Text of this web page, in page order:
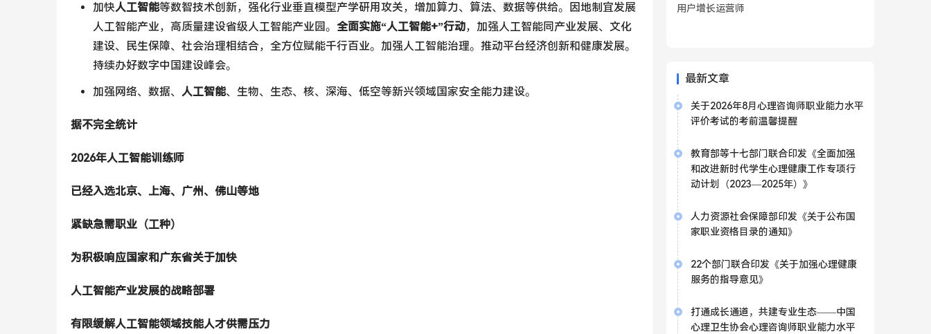
加快人工智能等数智技术创新，强化行业垂直模型产学研用攻关，增加算力、算法、数据等供给。因地制宜发展
人工智能产业，高质量建设省级人工智能产业园。 全面实施“人工智能+”行动，加强人工智能同产业发展、文化
建设、民生保障、社会治理相结合，全方位赋能千行百业。加强人工智能治理。推动平台经济创新和健康发展。
持续办好数字中国建设峰会。
加强网络、数据、 人工智能、生物、生态、核、深海、低空等新兴领域国家安全能力建设。
据不完全统计
2026年人工智能训练师
已经入选北京、上海、广州、佛山等地
紧缺急需职业（工种）
为积极响应国家和广东省关于加快
人工智能产业发展的战略部署
有限缓解人工智能领域技能人才供需压力
用户增长运营师
最新文章
关于2026年8月心理咨询师职业能力水平
评价考试的考前温馨提醒
教育部等十七部门联合印发《全面加强
和改进新时代学生心理健康工作专项行
动计划（2023—2025年）》
人力资源社会保障部印发《关于公布国
家职业资格目录的通知》
22个部门联合印发《关于加强心理健康
服务的指导意见》
打通成长通道，共建专业生态——中国
心理卫生协会心理咨询师职业能力水平